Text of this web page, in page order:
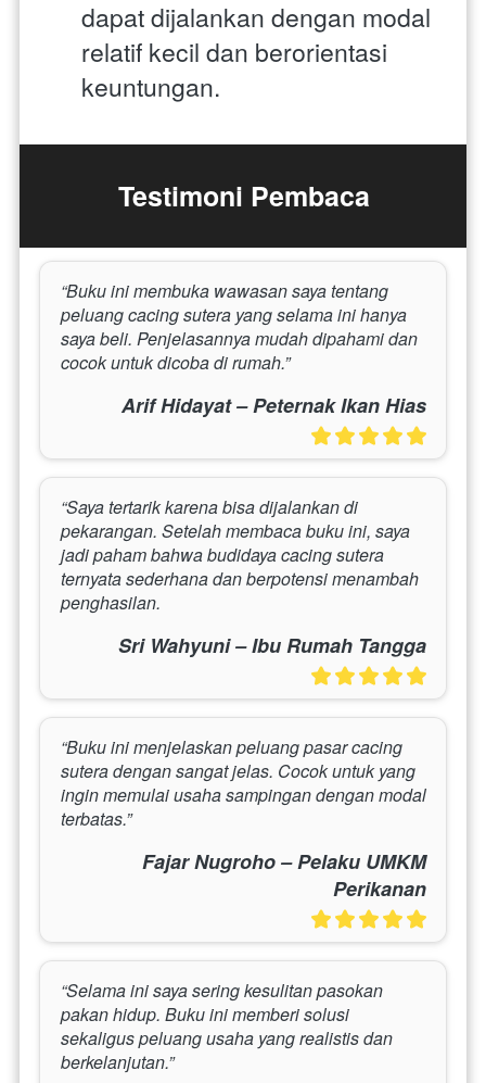
dapat dijalankan dengan modal
relatif kecil dan berorientasi
keuntungan.
Testimoni Pembaca
“Buku ini membuka wawasan saya tentang
peluang cacing sutera yang selama ini hanya
saya beli. Penjelasannya mudah dipahami dan
cocok untuk dicoba di rumah.”
Arif Hidayat – Peternak Ikan Hias
“Saya tertarik karena bisa dijalankan di
pekarangan. Setelah membaca buku ini, saya
jadi paham bahwa budidaya cacing sutera
ternyata sederhana dan berpotensi menambah
penghasilan.
Sri Wahyuni – Ibu Rumah Tangga
“Buku ini menjelaskan peluang pasar cacing
sutera dengan sangat jelas. Cocok untuk yang
ingin memulai usaha sampingan dengan modal
terbatas.”
Fajar Nugroho – Pelaku UMKM
Perikanan
“Selama ini saya sering kesulitan pasokan
pakan hidup. Buku ini memberi solusi
sekaligus peluang usaha yang realistis dan
berkelanjutan.”